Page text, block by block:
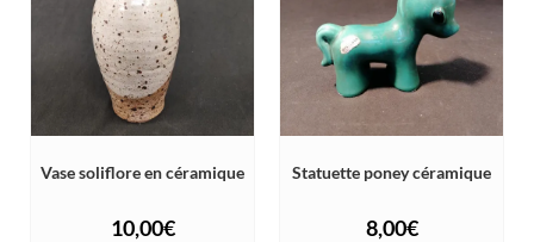
Vase soliflore en céramique
10,00€
Statuette poney céramique
8,00€